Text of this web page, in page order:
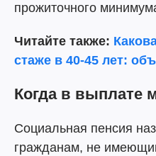
прожиточного
Читайте также:
стаже в 40-45 лет:
Когда в выплате
Социальная пенсия
гражданам, не